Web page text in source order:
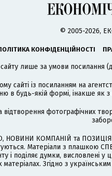
© 2005-2026,
КОНФІДЕНЦІЙНОСТІ
лише за умови посилання
сайті із посиланням на
в будь-якій формі, інакше як з
фотографічних
НОВИНИ КОМПАНІЙ та
Матеріали з
і поділяє думки, висловлені у
Згідно з